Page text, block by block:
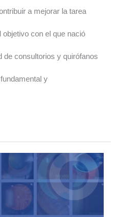
a mejorar la tarea
con el que nació
de consultorios y quirófanos
y